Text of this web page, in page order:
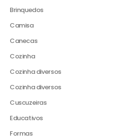
Brinquedos
Camisa
Canecas
Cozinha
Cozinha diversos
Cozinha diversos
Cuscuzeiras
Educativos
Formas